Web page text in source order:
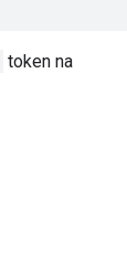
token na